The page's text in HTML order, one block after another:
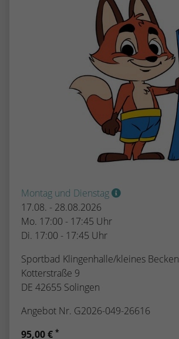
Montag und Dienstag
17.08. - 28.08.2026
Mo. 17:00 - 17:45 Uhr
Di. 17:00 - 17:45 Uhr
Sportbad Klingenhalle/kleines Becken
Kotterstraße 9
DE 42655 Solingen
Angebot Nr. G2026-049-26616
95,00 € *